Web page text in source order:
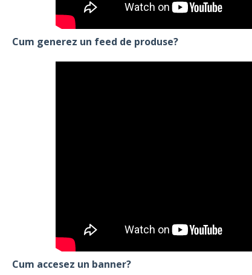
Cum generez un feed de produse?
Cum accesez un banner?